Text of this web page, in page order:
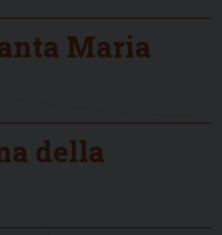
Maria
della